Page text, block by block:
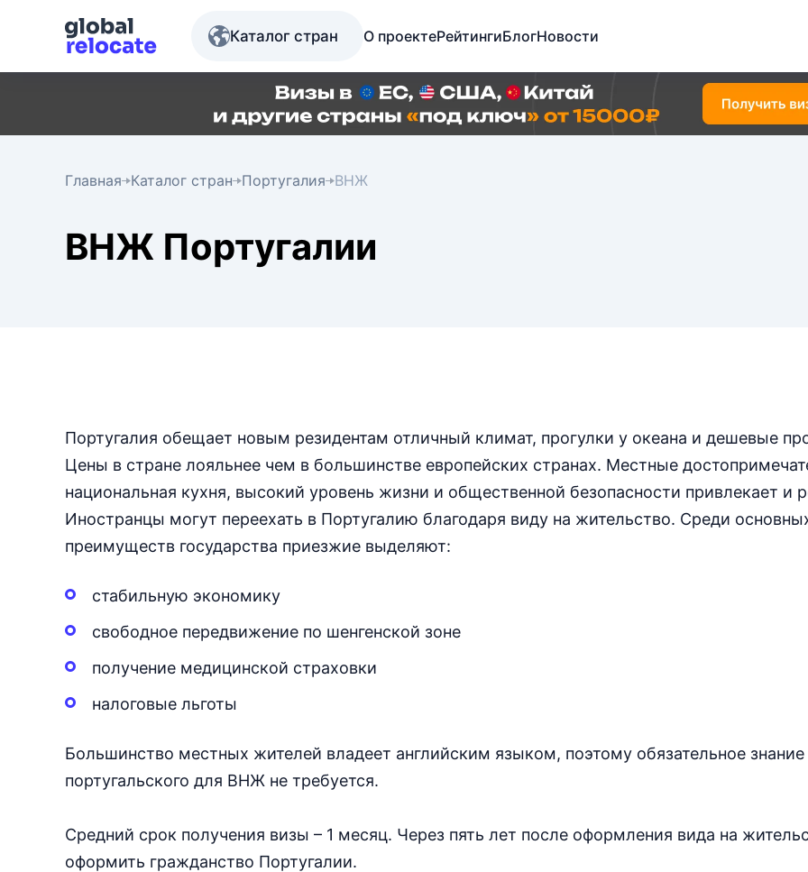
Каталог стран О проектеРейтингиБлогНовости
Главная Каталог стран Португалия ВНЖ
ВНЖ Португалии
Португалия обещает новым резидентам отличный климат, прогулки у океана и дешевые
Цены в стране лояльнее чем в большинстве европейских странах. Местные
национальная кухня, высокий уровень жизни и общественной безопасности привлекает и
Иностранцы могут переехать в Португалию благодаря виду на жительство. Среди
преимуществ государства приезжие выделяют:
стабильную экономику
свободное передвижение по шенгенской зоне
получение медицинской страховки
налоговые льготы
Большинство местных жителей владеет английским языком, поэтому обязательное знание
португальского для ВНЖ не требуется.
Средний срок получения визы – 1 месяц. Через пять лет после оформления вида на
оформить гражданство Португалии.